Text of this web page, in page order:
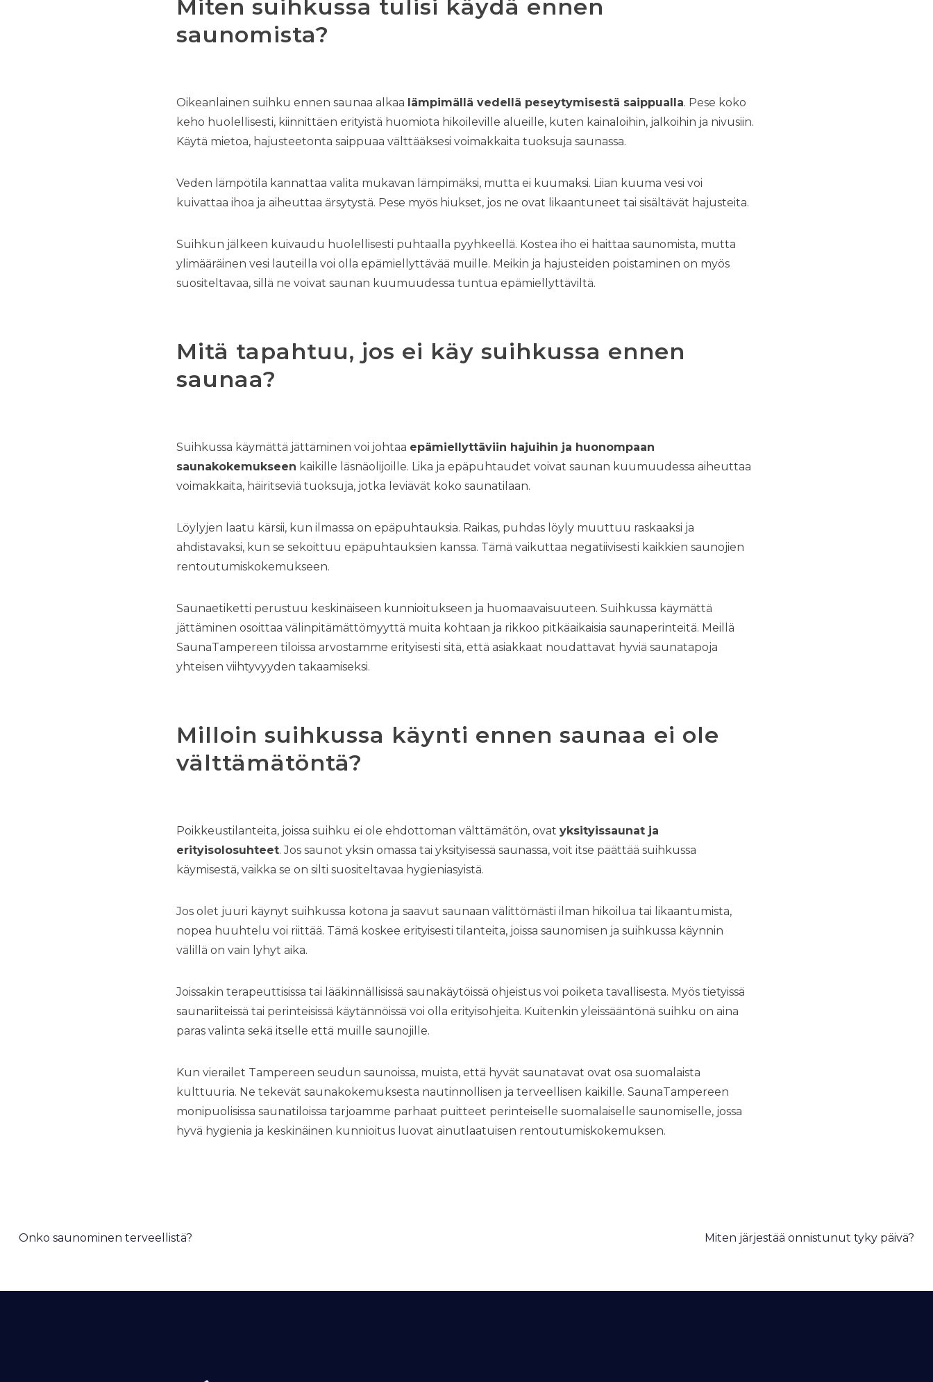
Miten suihkussa tulisi käydä ennen
saunomista?
Oikeanlainen suihku ennen saunaa alkaa lämpimällä vedellä peseytymisestä saippualla. Pese koko
keho huolellisesti, kiinnittäen erityistä huomiota hikoileville alueille, kuten kainaloihin, jalkoihin ja nivusiin.
Käytä mietoa, hajusteetonta saippuaa välttääksesi voimakkaita tuoksuja saunassa.
Veden lämpötila kannattaa valita mukavan lämpimäksi, mutta ei kuumaksi. Liian kuuma vesi voi
kuivattaa ihoa ja aiheuttaa ärsytystä. Pese myös hiukset, jos ne ovat likaantuneet tai sisältävät hajusteita.
Suihkun jälkeen kuivaudu huolellisesti puhtaalla pyyhkeellä. Kostea iho ei haittaa saunomista, mutta
ylimääräinen vesi lauteilla voi olla epämiellyttävää muille. Meikin ja hajusteiden poistaminen on myös
suositeltavaa, sillä ne voivat saunan kuumuudessa tuntua epämiellyttäviltä.
Mitä tapahtuu, jos ei käy suihkussa ennen
saunaa?
Suihkussa käymättä jättäminen voi johtaa epämiellyttäviin hajuihin ja huonompaan
saunakokemukseen kaikille läsnäolijoille. Lika ja epäpuhtaudet voivat saunan kuumuudessa aiheuttaa
voimakkaita, häiritseviä tuoksuja, jotka leviävät koko saunatilaan.
Löylyjen laatu kärsii, kun ilmassa on epäpuhtauksia. Raikas, puhdas löyly muuttuu raskaaksi ja
ahdistavaksi, kun se sekoittuu epäpuhtauksien kanssa. Tämä vaikuttaa negatiivisesti kaikkien saunojien
rentoutumiskokemukseen.
Saunaetiketti perustuu keskinäiseen kunnioitukseen ja huomaavaisuuteen. Suihkussa käymättä
jättäminen osoittaa välinpitämättömyyttä muita kohtaan ja rikkoo pitkäaikaisia saunaperinteitä. Meillä
SaunaTampereen tiloissa arvostamme erityisesti sitä, että asiakkaat noudattavat hyviä saunatapoja
yhteisen viihtyvyyden takaamiseksi.
Milloin suihkussa käynti ennen saunaa ei ole
välttämätöntä?
Poikkeustilanteita, joissa suihku ei ole ehdottoman välttämätön, ovat yksityissaunat ja
erityisolosuhteet. Jos saunot yksin omassa tai yksityisessä saunassa, voit itse päättää suihkussa
käymisestä, vaikka se on silti suositeltavaa hygieniasyistä.
Jos olet juuri käynyt suihkussa kotona ja saavut saunaan välittömästi ilman hikoilua tai likaantumista,
nopea huuhtelu voi riittää. Tämä koskee erityisesti tilanteita, joissa saunomisen ja suihkussa käynnin
välillä on vain lyhyt aika.
Joissakin terapeuttisissa tai lääkinnällisissä saunakäytöissä ohjeistus voi poiketa tavallisesta. Myös tietyissä
saunariiteissä tai perinteisissä käytännöissä voi olla erityisohjeita. Kuitenkin yleissääntönä suihku on aina
paras valinta sekä itselle että muille saunojille.
Kun vierailet Tampereen seudun saunoissa, muista, että hyvät saunatavat ovat osa suomalaista
kulttuuria. Ne tekevät saunakokemuksesta nautinnollisen ja terveellisen kaikille. SaunaTampereen
monipuolisissa saunatiloissa tarjoamme parhaat puitteet perinteiselle suomalaiselle saunomiselle, jossa
hyvä hygienia ja keskinäinen kunnioitus luovat ainutlaatuisen rentoutumiskokemuksen.
A
t
Onko saunominen terveellistä? Miten järjestää onnistunut tyky päivä?